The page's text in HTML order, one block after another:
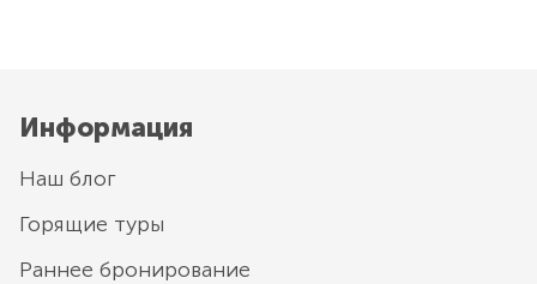
Информация
Наш блог
Горящие туры
Раннее бронирование